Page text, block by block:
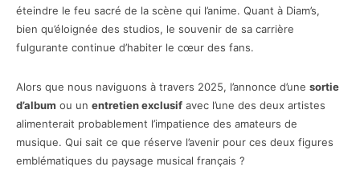
éteindre le feu sacré de la scène qui l’anime. Quant à Diam’s,
bien qu’éloignée des studios, le souvenir de sa carrière
fulgurante continue d’habiter le cœur des fans.
Alors que nous naviguons à travers 2025, l’annonce d’une sortie
d’album ou un entretien exclusif avec l’une des deux artistes
alimenterait probablement l’impatience des amateurs de
musique. Qui sait ce que réserve l’avenir pour ces deux figures
emblématiques du paysage musical français ?